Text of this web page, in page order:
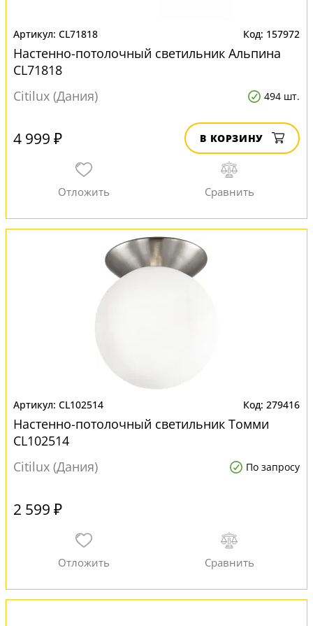
CL71818 157972
Настенно-потолочный светильник Альпина
CL71818
Citilux (Дания)
494 шт.
4 999 ₽ В КОРЗИНУ
CL102514 279416
Настенно-потолочный светильник Томми
CL102514
Citilux (Дания)
По запросу
2 599 ₽